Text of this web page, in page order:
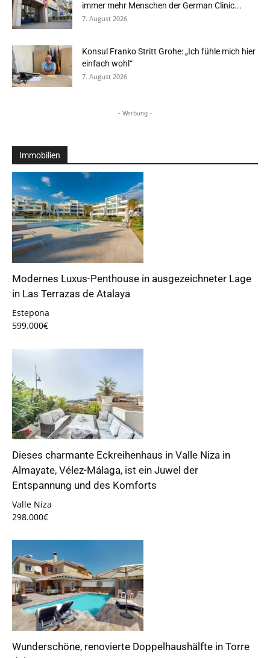
immer mehr Menschen der German Clinic...
7. August 2026
Konsul Franko Stritt Grohe: „Ich fühle mich hier
einfach wohl“
7. August 2026
- Werbung -
Immobilien
Modernes Luxus-Penthouse in ausgezeichneter Lage
in Las Terrazas de Atalaya
Estepona
599.000€
Dieses charmante Eckreihenhaus in Valle Niza in
Almayate, Vélez-Málaga, ist ein Juwel der
Entspannung und des Komforts
Valle Niza
298.000€
Wunderschöne, renovierte Doppelhaushälfte in Torre